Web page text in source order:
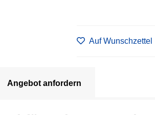
Auf Wunschzettel
Angebot anfordern